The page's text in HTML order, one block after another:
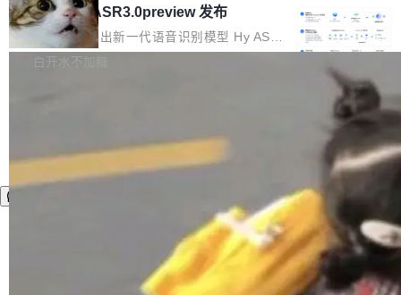
理解大规模代码仓时面临显著"代码仓理解"瓶
颈。 代码仓深度理解服务（以下简称" CodeBas
e深度理解服务"）是华为云码道（CodeA...
数据。2024年9月3日下午4点，他使用此前登录
的账号密码进入A集群，输入了一条被程序员圈
称为"删库跑路"的命令——最高管理员权限、无
oE 架构的大模型，好用到让人上瘾，但 GPU 显
存永远不够用。 Cloudflare 的 Workers AI 团队
一直在跑这些模型的推理。他们在官方博客上发
整性保护。效果是：吞吐量提升 41%，每 token
成本降低 30%，精度不变。 FP8 省的不仅是显
存 KV cache 是推理时最吃显...
腾讯混元 Hy ASR3.0preview 发布
腾讯混元正式推出新一代语音识别模型 Hy ASR
3.0preview。基于最新一代大语言模型 Hy3 的
让语音识别不再只是听清，而是真正听懂。通过
先理解你的语境和意图，再把准确的文字直接给
到你。从“逐字转写、单点优化”演进为“理解语
境、兼容场景、一键直出”。 Hy ASR 3.0 previe
w 不要求标准普通话，方言识别覆盖粤语、吴语
等 10 大方言片区和 20 余个二级小片区。在开
源评测集中，Hy ASR 3.0 preview 在多语种的
白开水不加糖